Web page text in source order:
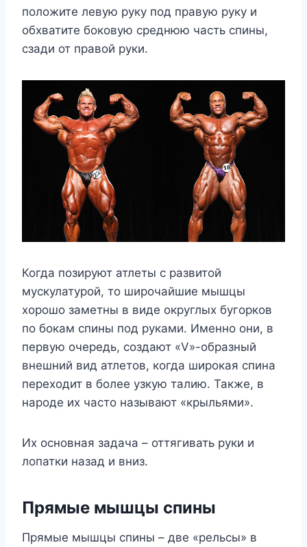
положите левую руку под правую руку и
обхватите боковую среднюю часть спины,
сзади от правой руки.
Когда позируют атлеты с развитой
мускулатурой, то широчайшие мышцы
хорошо заметны в виде округлых бугорков
по бокам спины под руками. Именно они, в
первую очередь, создают «V»-образный
внешний вид атлетов, когда широкая спина
переходит в более узкую талию. Также, в
народе их часто называют «крыльями».
Их основная задача – оттягивать руки и
лопатки назад и вниз.
Прямые мышцы спины
Прямые мышцы спины – две «рельсы» в